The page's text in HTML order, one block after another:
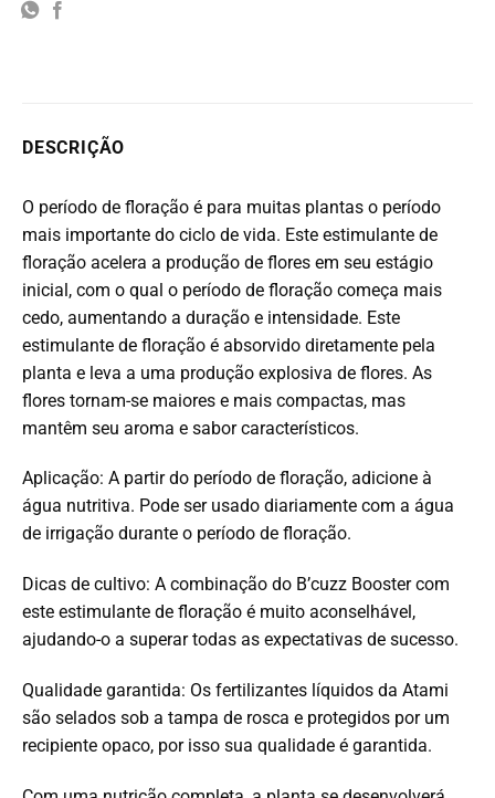
DESCRIÇÃO
O período de floração é para muitas plantas o período
mais importante do ciclo de vida. Este estimulante de
floração acelera a produção de flores em seu estágio
inicial, com o qual o período de floração começa mais
cedo, aumentando a duração e intensidade. Este
estimulante de floração é absorvido diretamente pela
planta e leva a uma produção explosiva de flores. As
flores tornam-se maiores e mais compactas, mas
mantêm seu aroma e sabor característicos.
Aplicação: A partir do período de floração, adicione à
água nutritiva. Pode ser usado diariamente com a água
de irrigação durante o período de floração.
Dicas de cultivo: A combinação do B’cuzz Booster com
este estimulante de floração é muito aconselhável,
ajudando-o a superar todas as expectativas de sucesso.
Qualidade garantida: Os fertilizantes líquidos da Atami
são selados sob a tampa de rosca e protegidos por um
recipiente opaco, por isso sua qualidade é garantida.